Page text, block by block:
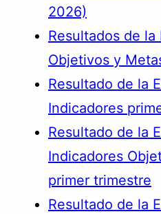
2026)
Resultados de
Objetivos y
Resultado de la
Indicadores
Resultado de la
Indicadores
primer trimestre
Resultado de la